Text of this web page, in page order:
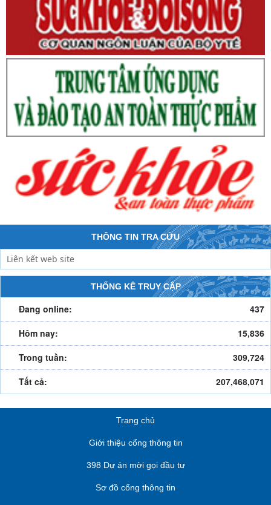
THÔNG TIN TRA CỨU
THỐNG KÊ TRUY CẬP
Đang online:
437
Hôm nay:
15,836
Trong tuần:
309,724
Tất cả:
207,468,071
Trang chủ
Giới thiệu cổng thông tin
398 Dự án mời gọi đầu tư
Sơ đồ cổng thông tin